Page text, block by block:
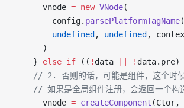
      vnode
= new VNode(
        config.
parsePlatformTagName
        undefined
, undefined ,
      )
    }
else if (( ! data ! data.pre)
// 2. 否则的话，可能是组件，这个
// 如果是全局组件注册，会返回一个
      vnode
= createComponent (Ctor,